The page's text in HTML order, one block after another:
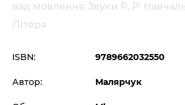
вад мовлення Звуки Р, Р’
Літера
ISBN: 9789662032550
Автор: Малярчук